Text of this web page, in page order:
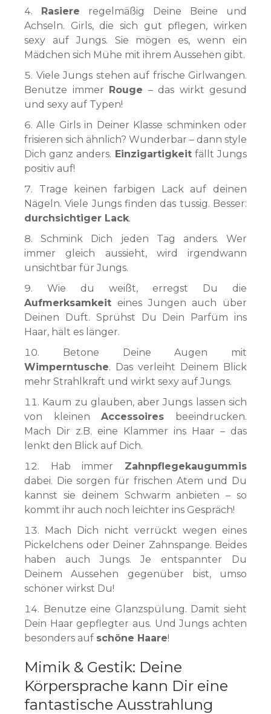
Rasiere regelmäßig Deine Beine und
Achseln. Girls, die sich gut pflegen, wirken
sexy auf Jungs. Sie mögen es, wenn ein
Mädchen sich Mühe mit ihrem Aussehen gibt.
Viele Jungs stehen auf frische Girlwangen.
Benutze immer Rouge – das wirkt gesund
und sexy auf Typen!
Alle Girls in Deiner Klasse schminken oder
frisieren sich ähnlich? Wunderbar – dann style
Dich ganz anders. Einzigartigkeitfällt Jungs
positiv auf!
Trage keinen farbigen Lack auf deinen
Nägeln. Viele Jungs finden das tussig. Besser:
durchsichtiger Lack.
Schmink Dich jeden Tag anders. Wer
immer gleich aussieht, wird irgendwann
unsichtbar für Jungs.
Wie du weißt, erregst Du die
Aufmerksamkeit eines Jungen auch über
Deinen Duft. Sprühst Du Dein Parfüm ins
Haar, hält es länger.
Betone Deine Augen mit
Wimperntusche. Das verleiht Deinem Blick
mehr Strahlkraft und wirkt sexy auf Jungs.
Kaum zu glauben, aber Jungs lassen sich
von kleinenAccessoires beeindrucken.
Mach Dir z.B. eine Klammer ins Haar – das
lenkt den Blick auf Dich.
Hab immer Zahnpflegekaugummis
dabei. Die sorgen für frischen Atem und Du
kannst sie deinem Schwarm anbieten – so
kommt ihr auch noch leichter ins Gespräch!
Mach Dich nicht verrückt wegen eines
Pickelchens oder Deiner Zahnspange. Beides
haben auch Jungs. Je entspannter Du
Deinem Aussehen gegenüber bist, umso
schöner wirkst Du!
Benutze eine Glanzspülung. Damit sieht
Dein Haar gepflegter aus. Und Jungs achten
besonders auf schöne Haare!
Mimik & Gestik: Deine
Körpersprache kann Dir eine
fantastische Ausstrahlung